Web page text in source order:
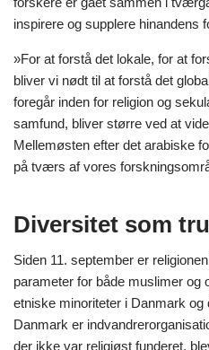
inspirere og supplere hinandens
»For at forstå det lokale, for at
bliver vi nødt til at forstå det
foregår inden for religion og
samfund, bliver større ved at
Mellemøsten efter det arabiske
på tværs af vores
Diversitet som
Siden 11. september er
parameter for både muslimer og
etniske minoriteter i Danmark
Danmark er
der ikke var religiøst funderet,